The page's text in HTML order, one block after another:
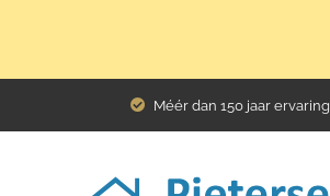
Méér dan 150 jaar ervaring